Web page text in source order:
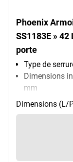
Phoenix
SS1183E »
porte
Type de
Dimensions
mm
Fixation :
Utilisation du
d'objets de
Dimensions (L/